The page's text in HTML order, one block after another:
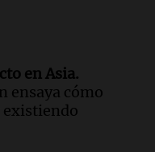
Famagüeya
con
en Asia.
ensaya cómo
existiendo